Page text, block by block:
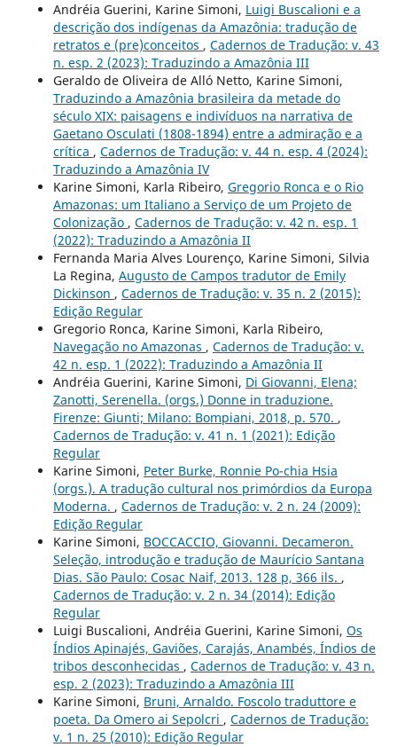
Andréia Guerini, Karine Simoni, Luigi Buscalioni e a
descrição dos indígenas da Amazônia: tradução de
retratos e (pre)conceitos , Cadernos de Tradução: v. 43
n. esp. 2 (2023): Traduzindo a Amazônia III
Geraldo de Oliveira de Alló Netto, Karine Simoni,
Traduzindo a Amazônia brasileira da metade do
século XIX: paisagens e indivíduos na narrativa de
Gaetano Osculati (1808-1894) entre a admiração e a
crítica , Cadernos de Tradução: v. 44 n. esp. 4 (2024):
Traduzindo a Amazônia IV
Karine Simoni, Karla Ribeiro, Gregorio Ronca e o Rio
Amazonas: um Italiano a Serviço de um Projeto de
Colonização , Cadernos de Tradução: v. 42 n. esp. 1
(2022): Traduzindo a Amazônia II
Fernanda Maria Alves Lourenço, Karine Simoni, Silvia
La Regina, Augusto de Campos tradutor de Emily
Dickinson , Cadernos de Tradução: v. 35 n. 2 (2015):
Edição Regular
Gregorio Ronca, Karine Simoni, Karla Ribeiro,
Navegação no Amazonas , Cadernos de Tradução: v.
42 n. esp. 1 (2022): Traduzindo a Amazônia II
Andréia Guerini, Karine Simoni, Di Giovanni, Elena;
Zanotti, Serenella. (orgs.) Donne in traduzione.
Firenze: Giunti; Milano: Bompiani, 2018, p. 570. ,
Cadernos de Tradução: v. 41 n. 1 (2021): Edição
Regular
Karine Simoni, Peter Burke, Ronnie Po-chia Hsia
(orgs.). A tradução cultural nos primórdios da Europa
Moderna. , Cadernos de Tradução: v. 2 n. 24 (2009):
Edição Regular
Karine Simoni, BOCCACCIO, Giovanni. Decameron.
Seleção, introdução e tradução de Maurício Santana
Dias. São Paulo: Cosac Naif, 2013. 128 p, 366 ils. ,
Cadernos de Tradução: v. 2 n. 34 (2014): Edição
Regular
Luigi Buscalioni, Andréia Guerini, Karine Simoni, Os
Índios Apinajés, Gaviões, Carajás, Anambés, Índios de
tribos desconhecidas , Cadernos de Tradução: v. 43 n.
esp. 2 (2023): Traduzindo a Amazônia III
Karine Simoni, Bruni, Arnaldo. Foscolo traduttore e
poeta. Da Omero ai Sepolcri , Cadernos de Tradução:
v. 1 n. 25 (2010): Edição Regular